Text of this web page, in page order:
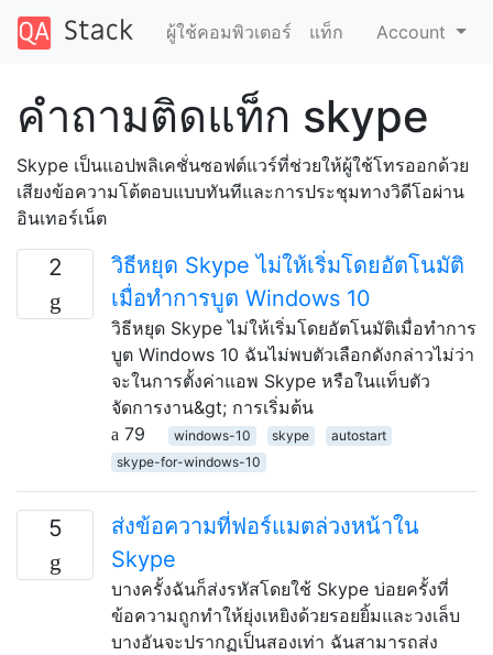
ผู้ใช้คอมพิวเตอร์ แท็ก Account
คำถามติดแท็ก skype
Skype เป็นแอปพลิเคชั่นซอฟต์แวร์ที่ช่วยให้ผู้ใช้โทรออกด้วย
เสียงข้อความโต้ตอบแบบทันทีและการประชุมทางวิดีโอผ่าน
อินเทอร์เน็ต
2
วิธีหยุด Skype ไม่ให้เริ่มโดยอัตโนมัติ
เมื่อทำการบูต Windows 10
วิธีหยุด Skype ไม่ให้เริ่มโดยอัตโนมัติเมื่อทำการ
บูต Windows 10 ฉันไม่พบตัวเลือกดังกล่าวไม่ว่า
จะในการตั้งค่าแอพ Skype หรือในแท็บตัว
จัดการงาน&gt; การเริ่มต้น
79
windows-10 skype
autostart
skype-for-windows-10
5
ส่งข้อความที่ฟอร์แมตล่วงหน้าใน
Skype
บางครั้งฉันก็ส่งรหัสโดยใช้ Skype บ่อยครั้งที่
ข้อความถูกทำให้ยุ่งเหยิงด้วยรอยยิ้มและวงเล็บ
บางอันจะปรากฏเป็นสองเท่า ฉันสามารถส่ง